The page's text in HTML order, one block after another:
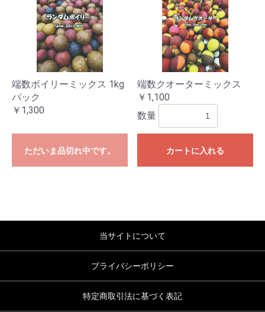
端数ボイリーミックス 1kg
パック
￥1,300
ただいま品切れ中です。
端数クオーターミックス
￥1,100
数量
カートに入れる
カートへ進む
当サイトについて
プライバシーポリシー
特定商取引法に基づく表記